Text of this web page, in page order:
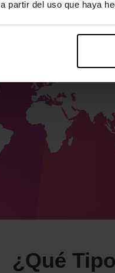
partir del uso que haya
¿Qué